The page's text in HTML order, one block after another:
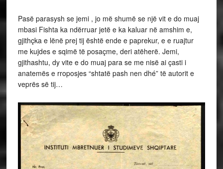
Pasë parasysh se jemi , jo më shumë se një vit e do muaj
mbasi Fishta ka ndërruar jetë e ka kaluar në amshim e,
gjithçka e lënë prej tij është ende e paprekur, e e ruajtur
me kujdes e sqimë të posaçme, deri atëherë. Jemi,
gjithashtu, dy vite e do muaj para se me nisë ai çasti i
anatemës e rroposjes “shtatë pash nen dhé” të autorit e
veprës së tij…